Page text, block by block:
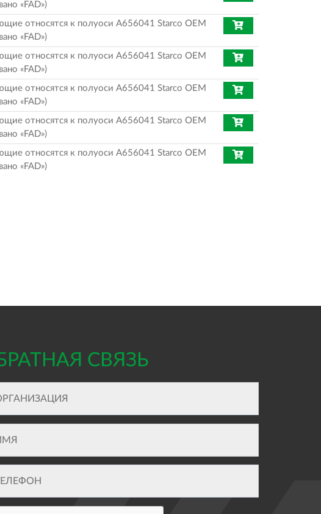
«FAD»)
относятся к полуоси A656041 Starco OEM
«FAD»)
относятся к полуоси A656041 Starco OEM
«FAD»)
относятся к полуоси A656041 Starco OEM
«FAD»)
относятся к полуоси A656041 Starco OEM
«FAD»)
относятся к полуоси A656041 Starco OEM
«FAD»)
СВЯЗЬ